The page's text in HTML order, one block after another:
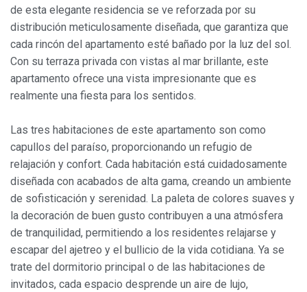
de esta elegante residencia se ve reforzada por su
distribución meticulosamente diseñada, que garantiza que
cada rincón del apartamento esté bañado por la luz del sol.
Con su terraza privada con vistas al mar brillante, este
apartamento ofrece una vista impresionante que es
realmente una fiesta para los sentidos.
Las tres habitaciones de este apartamento son como
capullos del paraíso, proporcionando un refugio de
relajación y confort. Cada habitación está cuidadosamente
diseñada con acabados de alta gama, creando un ambiente
de sofisticación y serenidad. La paleta de colores suaves y
la decoración de buen gusto contribuyen a una atmósfera
de tranquilidad, permitiendo a los residentes relajarse y
escapar del ajetreo y el bullicio de la vida cotidiana. Ya se
trate del dormitorio principal o de las habitaciones de
invitados, cada espacio desprende un aire de lujo,